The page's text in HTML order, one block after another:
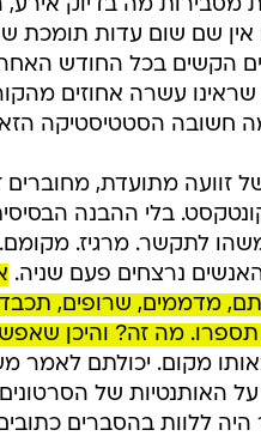
מסבירות מה בדיוק אירע,
אין שם שום עדות תומכת
הקשים בכל החודש
עשרה אחוזים
חשובה הסטטיסטיקה
זוועה מתועדת, מחוברים
בלי ההבנה
לתקשר. מרגיז.
נרצחים פעם שניה.
מדממים, שרופים,
תספרו. מה זה? והיכן
מקום. יכולתם לאמר
האותנטיות של הסרטונים
היה ללוות בהסברים